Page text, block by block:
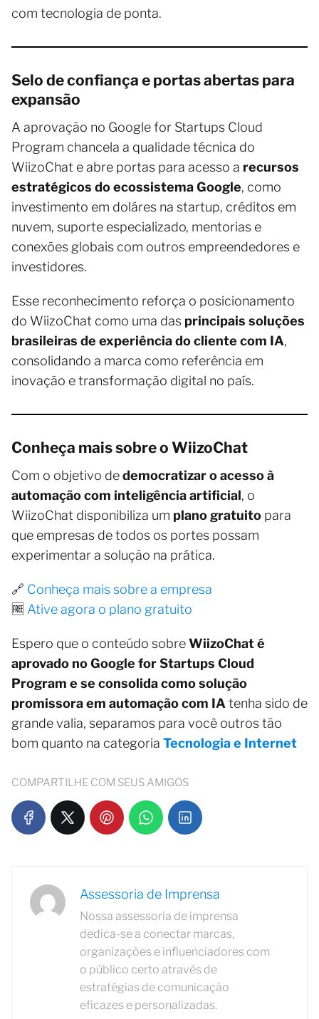
com tecnologia de ponta.
Selo de confiança e portas abertas para
expansão
A aprovação no Google for Startups Cloud
Program chancela a qualidade técnica do
WiizoChat e abre portas para acesso a recursos
estratégicos do ecossistema Google, como
investimento em doláres na startup, créditos em
nuvem, suporte especializado, mentorias e
conexões globais com outros empreendedores e
investidores.
Esse reconhecimento reforça o posicionamento
do WiizoChat como uma das principais soluções
brasileiras de experiência do cliente com IA,
consolidando a marca como referência em
inovação e transformação digital no país.
Conheça mais sobre o WiizoChat
Com o objetivo dedemocratizar o acesso à
automação com inteligência artificial, o
WiizoChat disponibiliza um plano gratuito para
que empresas de todos os portes possam
experimentar a solução na prática.
🔗 Conheça mais sobre a empresa
🆓 Ative agora o plano gratuito
Espero que o conteúdo sobreWiizoChat é
aprovado no Google for Startups Cloud
Program e se consolida como solução
promissora em automação com IA tenha sido de
grande valia, separamos para você outros tão
bom quanto na categoria Tecnologia e Internet
COMPARTILHE COM SEUS AMIGOS
Assessoria de Imprensa
Nossa assessoria de imprensa
dedica-se a conectar marcas,
organizações e influenciadores com
o público certo através de
estratégias de comunicação
eficazes e personalizadas.